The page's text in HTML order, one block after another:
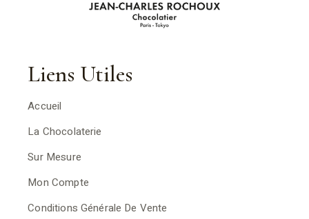
Liens Utiles
Accueil
La Chocolaterie
Sur Mesure
Mon Compte
Conditions Générale De Vente